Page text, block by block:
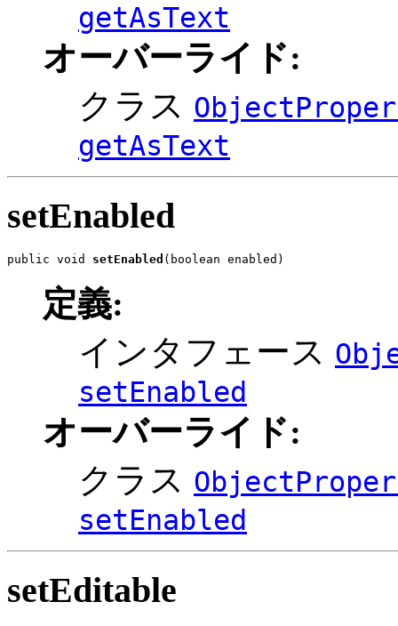
getAsText
オーバーライド:
クラス
getAsText
setEnabled
public void setEnabled (boolean enabled)
定義:
インタフェース
setEnabled
オーバーライド:
クラス
setEnabled
setEditable